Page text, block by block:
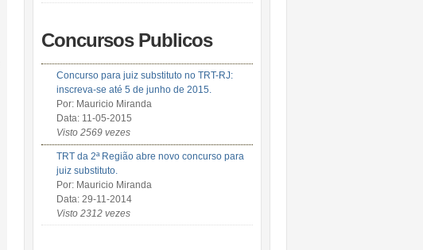
Concursos Publicos
Concurso para juiz substituto no TRT-RJ:
inscreva-se até 5 de junho de 2015.
Por: Mauricio Miranda
Data: 11-05-2015
Visto 2569 vezes
TRT da 2ª Região abre novo concurso para
juiz substituto.
Por: Mauricio Miranda
Data: 29-11-2014
Visto 2312 vezes